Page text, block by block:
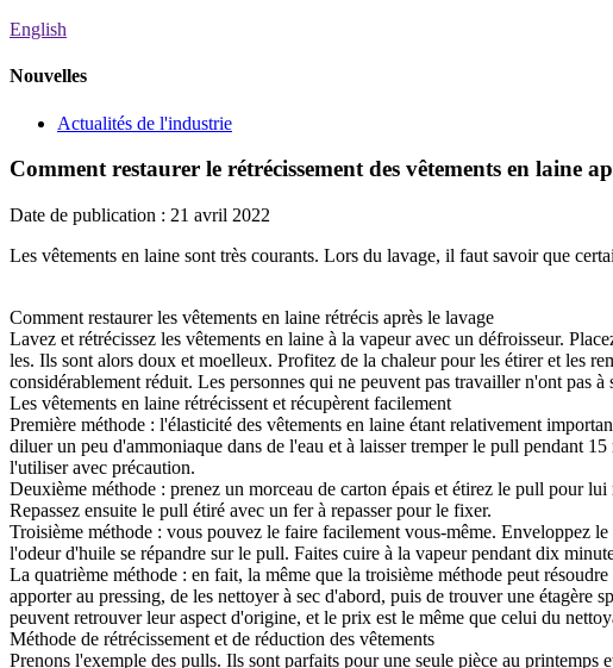
English
Nouvelles
Actualités de l'industrie
Comment restaurer le rétrécissement des vêtements en laine
Date de publication : 21 avril 2022
Les vêtements en laine sont très courants. Lors du lavage, il faut savoir que
Comment restaurer les vêtements en laine rétrécis après le lavage
Lavez et rétrécissez les vêtements en laine à la vapeur avec un défroisseur.
les. Ils sont alors doux et moelleux. Profitez de la chaleur pour les étirer et les
considérablement réduit. Les personnes qui ne peuvent pas travailler n'ont pas
Les vêtements en laine rétrécissent et récupèrent facilement
Première méthode : l'élasticité des vêtements en laine étant relativement
diluer un peu d'ammoniaque dans de l'eau et à laisser tremper le pull pendant
l'utiliser avec précaution.
Deuxième méthode : prenez un morceau de carton épais et étirez le pull pour
Repassez ensuite le pull étiré avec un fer à repasser pour le fixer.
Troisième méthode : vous pouvez le faire facilement vous-même. Enveloppez
l'odeur d'huile se répandre sur le pull. Faites cuire à la vapeur pendant dix
La quatrième méthode : en fait, la même que la troisième méthode peut
apporter au pressing, de les nettoyer à sec d'abord, puis de trouver une étagère
peuvent retrouver leur aspect d'origine, et le prix est le même que celui du
Méthode de rétrécissement et de réduction des vêtements
Prenons l'exemple des pulls. Ils sont parfaits pour une seule pièce au